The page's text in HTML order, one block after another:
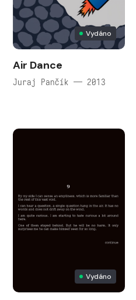
Vydáno
Air Dance
Juraj Pančík — 2013
Vydáno